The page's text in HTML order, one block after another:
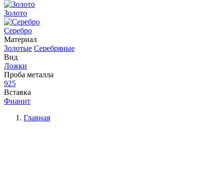
Золото
Серебро
Материал
Золотые Серебряные
Вид
Ложки
Проба металла
925
Вставка
Фианит
Главная